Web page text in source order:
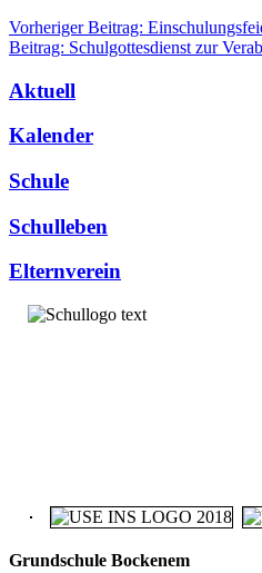
Vorheriger Beitrag:
Beitrag: Schulgottesdienst zur
Aktuell
Kalender
Schule
Schulleben
Elternverein
Grundschule Bockenem